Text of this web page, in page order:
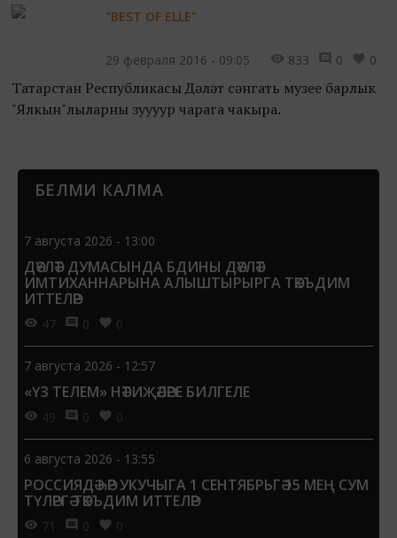
җиңүчеләрне...
"BEST OF ELLE"
29 февраля 2016 - 09:05 833 0 0
Татарстан Республикасы Дәүләт сәнгать музее барлык
"Ялкын"лыларны зуууур чарага чакыра.
исемләнгән махсус күргәзмә ачыла. Мәскәү шәһәре
фотографияләр йорты...
БЕЛМИ КАЛМА
7 августа 2026 - 13:00
ДӘҮЛӘТ ДУМАСЫНДА БДИНЫ ДӘҮЛӘТ
ИМТИХАННАРЫНА АЛЫШТЫРЫРГА ТӘКЪДИМ
ИТТЕЛӘР
47 0 0
7 августа 2026 - 12:57
«ҮЗ ТЕЛЕМ» НӘТИҖӘЛӘРЕ БИЛГЕЛЕ
49 0 0
6 августа 2026 - 13:55
РОССИЯДӘ ҺӘР УКУЧЫГА 1 СЕНТЯБРЬГӘ 15 МЕҢ СУМ
ТҮЛӘРГӘ ТӘКЪДИМ ИТТЕЛӘР
71 0 0